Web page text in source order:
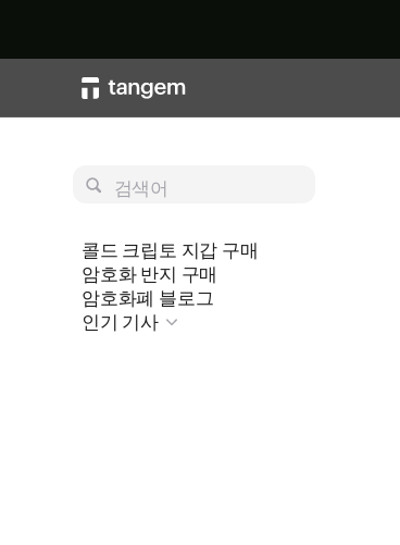
검색어
콜드 크립토 지갑 구매
암호화 반지 구매
암호화폐 블로그
인기 기사